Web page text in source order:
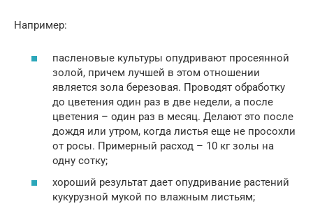
Например:
пасленовые культуры опудривают просеянной
золой, причем лучшей в этом отношении
является зола березовая. Проводят обработку
до цветения один раз в две недели, а после
цветения – один раз в месяц. Делают это после
дождя или утром, когда листья еще не просохли
от росы. Примерный расход – 10 кг золы на
одну сотку;
хороший результат дает опудривание растений
кукурузной мукой по влажным листьям;